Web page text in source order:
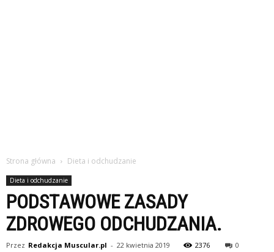
Strona główna Dieta i odchudzanie
Dieta i odchudzanie
PODSTAWOWE ZASADY
ZDROWEGO ODCHUDZANIA.
Przez Redakcja Muscular.pl - 22 kwietnia 2019 2376 0